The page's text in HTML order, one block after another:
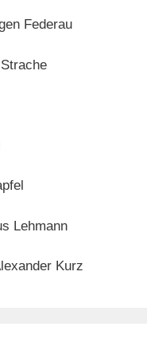
Federau
Lehmann
Kurz